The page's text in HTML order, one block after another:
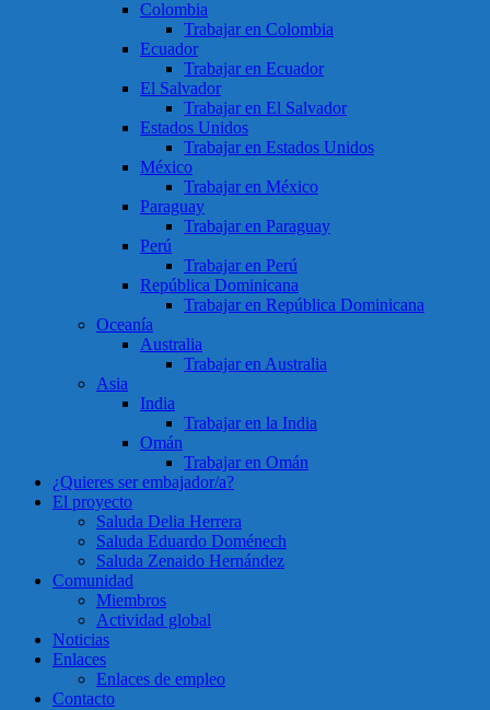
Colombia
Trabajar en Colombia
Ecuador
Trabajar en Ecuador
El Salvador
Trabajar en El Salvador
Estados Unidos
Trabajar en Estados Unidos
México
Trabajar en México
Paraguay
Trabajar en Paraguay
Perú
Trabajar en Perú
República Dominicana
Trabajar en República Dominicana
Oceanía
Australia
Trabajar en Australia
Asia
India
Trabajar en la India
Omán
Trabajar en Omán
¿Quieres ser embajador/a?
El proyecto
Saluda Delia Herrera
Saluda Eduardo Doménech
Saluda Zenaido Hernández
Comunidad
Miembros
Actividad global
Noticias
Enlaces
Enlaces de empleo
Contacto